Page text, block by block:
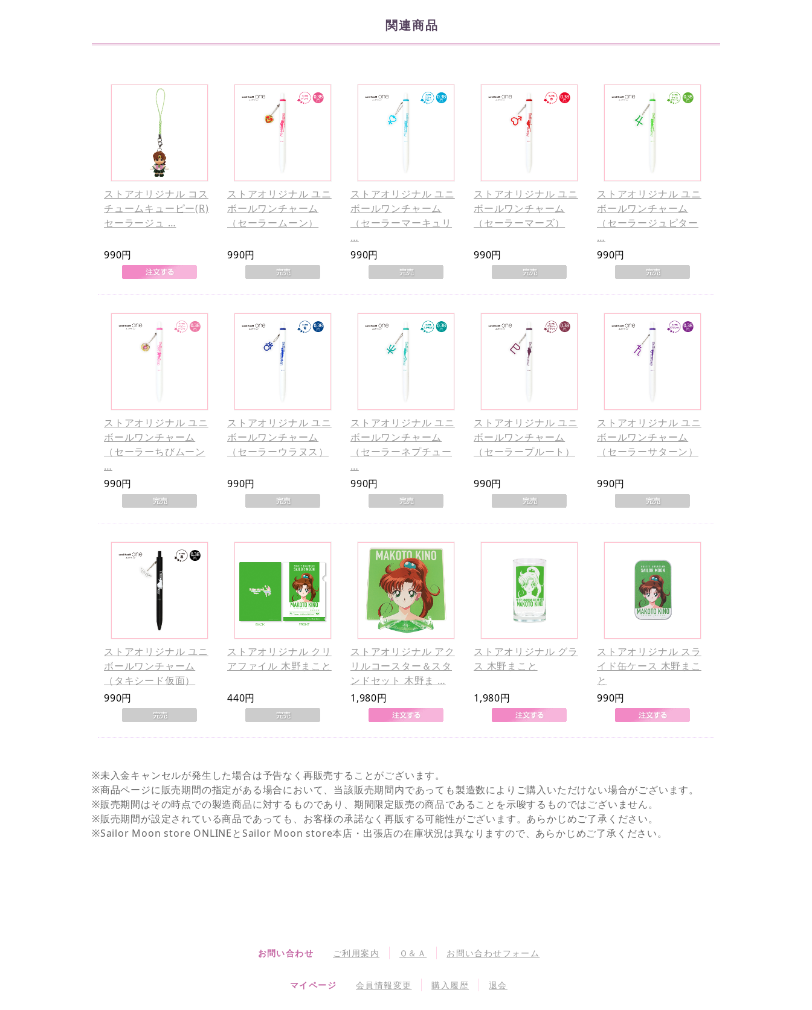
関連商品
ストアオリジナル コス
チュームキューピー(R)
セーラージュ …
990円
ストアオリジナル ユニ
ボールワンチャーム
（セーラームーン）
990円
ストアオリジナル ユニ
ボールワンチャーム
（セーラーマーキュリ
…
990円
ストアオリジナル ユニ
ボールワンチャーム
（セーラーマーズ）
990円
ストアオリジナル ユニ
ボールワンチャーム
（セーラージュピター
…
990円
ストアオリジナル ユニ
ボールワンチャーム
（セーラーちびムーン
…
990円
ストアオリジナル ユニ
ボールワンチャーム
（セーラーウラヌス）
990円
ストアオリジナル ユニ
ボールワンチャーム
（セーラーネプチュー
…
990円
ストアオリジナル ユニ
ボールワンチャーム
（セーラープルート）
990円
ストアオリジナル ユニ
ボールワンチャーム
（セーラーサターン）
990円
ストアオリジナル ユニ
ボールワンチャーム
（タキシード仮面）
990円
ストアオリジナル クリ
アファイル 木野まこと
440円
ストアオリジナル アク
リルコースター＆スタ
ンドセット 木野ま …
1,980円
ストアオリジナル グラ
ス 木野まこと
1,980円
ストアオリジナル スラ
イド缶ケース 木野まこ
と
990円
※未入金キャンセルが発生した場合は予告なく再販売することがございます。
※商品ページに販売期間の指定がある場合において、当該販売期間内であっても製造数によりご購入いただけない場合がございます。
※販売期間はその時点での製造商品に対するものであり、期間限定販売の商品であることを示唆するものではございません。
※販売期間が設定されている商品であっても、お客様の承諾なく再販する可能性がございます。あらかじめご了承ください。
※Sailor Moon store ONLINEとSailor Moon store本店・出張店の在庫状況は異なりますので、あらかじめご了承ください。
お問い合わせ ご利用案内 Ｑ＆Ａ お問い合わせフォーム
マイページ 会員情報変更 購入履歴 退会